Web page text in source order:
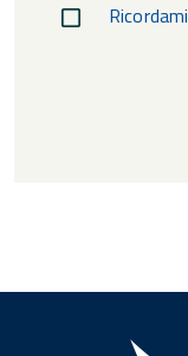
Ricordami